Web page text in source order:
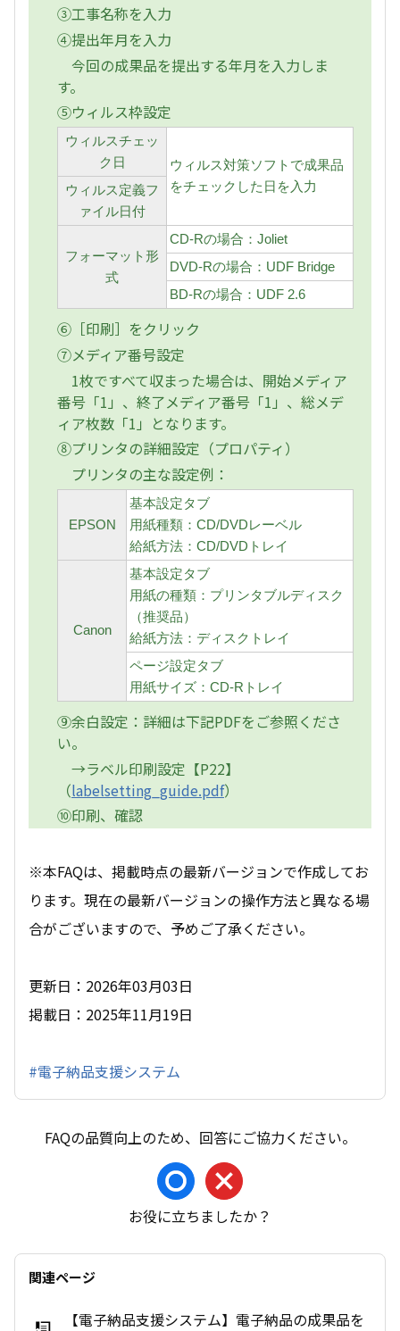
③工事名称を入力
④提出年月を入力
今回の成果品を提出する年月を入力しま
す。
⑤ウィルス枠設定
ウィルスチェッ
ク日
ウィルス対策ソフトで成果品
をチェックした日を入力
ウィルス定義フ
ァイル日付
フォーマット形
式
CD-Rの場合：Joliet
DVD-Rの場合：UDF Bridge
BD-Rの場合：UDF 2.6
⑥［印刷］をクリック
⑦メディア番号設定
1枚ですべて収まった場合は、開始メディア
番号「1」、終了メディア番号「1」、総メデ
ィア枚数「1」となります。
⑧プリンタの詳細設定（プロパティ）
プリンタの主な設定例：
EPSON
基本設定タブ
用紙種類：CD/DVDレーベル
給紙方法：CD/DVDトレイ
Canon
基本設定タブ
用紙の種類：プリンタブルディスク
（推奨品）
給紙方法：ディスクトレイ
ページ設定タブ
用紙サイズ：CD-Rトレイ
⑨余白設定：詳細は下記PDFをご参照くださ
い。
→ラベル印刷設定【P22】
（labelsetting_guide.pdf）
⑩印刷、確認
※本FAQは、掲載時点の最新バージョンで作成してお
ります。現在の最新バージョンの操作方法と異なる場
合がございますので、予めご了承ください。
更新日：2026年03月03日
掲載日：2025年11月19日
#電子納品支援システム
お役に立ちましたか？
関連ページ
【電子納品支援システム】電子納品の成果品を